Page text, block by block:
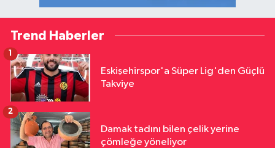
Trend Haberler
Eskişehirspor'a Süper Lig'den Güçlü
Takviye
1
Damak tadını bilen çelik yerine
çömleğe yöneliyor
2